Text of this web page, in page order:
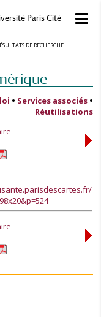
Paris Cité
DE RECHERCHE
• Services associés •
Réutilisations